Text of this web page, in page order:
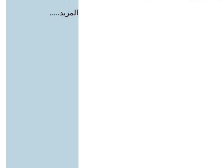
المزيد.....